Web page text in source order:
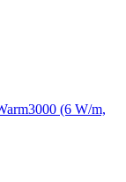
(6 W/m,